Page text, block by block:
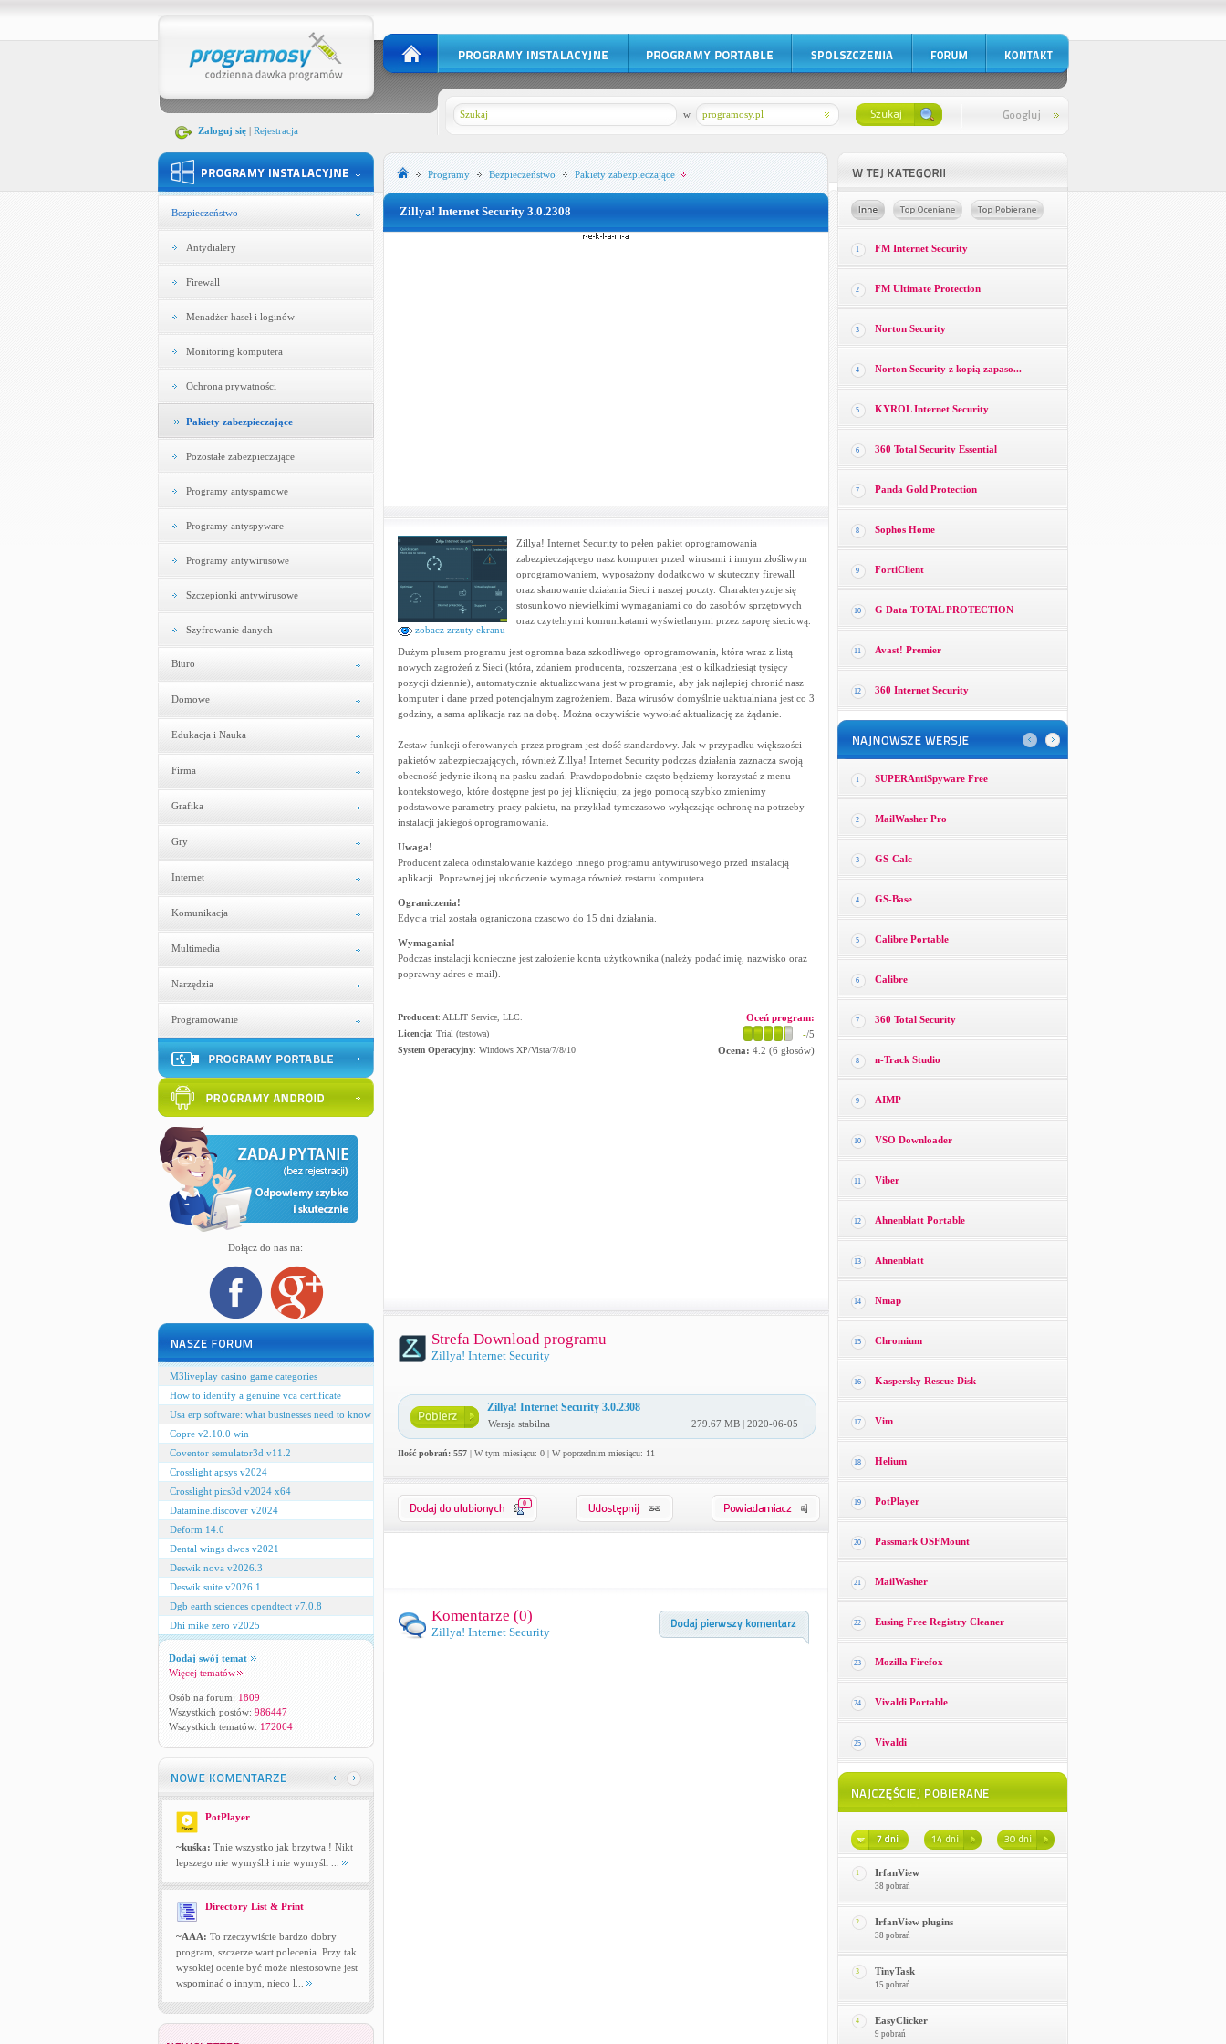
Zaloguj się| Rejestracja
programosy.pl
w
Bezpieczeństwo
Antydialery
Firewall
Menadżer haseł i loginów
Monitoring komputera
Ochrona prywatności
Pakiety zabezpieczające
Pozostałe zabezpieczające
Programy antyspamowe
Programy antyspyware
Programy antywirusowe
Szczepionki antywirusowe
Szyfrowanie danych
Biuro
Domowe
Edukacja i Nauka
Firma
Grafika
Gry
Internet
Komunikacja
Multimedia
Narzędzia
Programowanie
Dołącz do nas na:
M3liveplay casino game categories
How to identify a genuine vca certificate
Usa erp software: what businesses need to know
Copre v2.10.0 win
Coventor semulator3d v11.2
Crosslight apsys v2024
Crosslight pics3d v2024 x64
Datamine.discover v2024
Deform 14.0
Dental wings dwos v2021
Deswik nova v2026.3
Deswik suite v2026.1
Dgb earth sciences opendtect v7.0.8
Dhi mike zero v2025
Dodaj swój temat
Więcej tematów
Osób na forum: 1809
Wszystkich postów: 986447
Wszystkich tematów: 172064
PotPlayer
~kuśka: Tnie wszystko jak brzytwa ! Nikt
lepszego nie wymyślił i nie wymyśli ...
Directory List & Print
~AAA: To rzeczywiście bardzo dobry
program, szczerze wart polecenia. Przy tak
wysokiej ocenie być może niestosowne jest
wspominać o innym, nieco l...
Programy Bezpieczeństwo Pakiety zabezpieczające
Zillya! Internet Security 3.0.2308
zobacz zrzuty ekranu
Zillya! Internet Security to pełen pakiet oprogramowania
zabezpieczającego nasz komputer przed wirusami i innym złośliwym
oprogramowaniem, wyposażony dodatkowo w skuteczny firewall
oraz skanowanie działania Sieci i naszej poczty. Charakteryzuje się
stosunkowo niewielkimi wymaganiami co do zasobów sprzętowych
oraz czytelnymi komunikatami wyświetlanymi przez zaporę sieciową.
Dużym plusem programu jest ogromna baza szkodliwego oprogramowania, która wraz z listą
nowych zagrożeń z Sieci (która, zdaniem producenta, rozszerzana jest o kilkadziesiąt tysięcy
pozycji dziennie), automatycznie aktualizowana jest w programie, aby jak najlepiej chronić nasz
komputer i dane przed potencjalnym zagrożeniem. Baza wirusów domyślnie uaktualniana jest co 3
godziny, a sama aplikacja raz na dobę. Można oczywiście wywołać aktualizację za żądanie.
Zestaw funkcji oferowanych przez program jest dość standardowy. Jak w przypadku większości
pakietów zabezpieczających, również Zillya! Internet Security podczas działania zaznacza swoją
obecność jedynie ikoną na pasku zadań. Prawdopodobnie często będziemy korzystać z menu
kontekstowego, które dostępne jest po jej kliknięciu; za jego pomocą szybko zmienimy
podstawowe parametry pracy pakietu, na przykład tymczasowo wyłączając ochronę na potrzeby
instalacji jakiegoś oprogramowania.
Uwaga!
Producent zaleca odinstalowanie każdego innego programu antywirusowego przed instalacją
aplikacji. Poprawnej jej ukończenie wymaga również restartu komputera.
Ograniczenia!
Edycja trial została ograniczona czasowo do 15 dni działania.
Wymagania!
Podczas instalacji konieczne jest założenie konta użytkownika (należy podać imię, nazwisko oraz
poprawny adres e-mail).
Producent: ALLIT Service, LLC.
Licencja: Trial (testowa)
System Operacyjny: Windows XP/Vista/7/8/10
Oceń program:
-/5
Ocena: 4.2 (6 głosów)
Strefa Download programu
Zillya! Internet Security
Zillya! Internet Security 3.0.2308
Wersja stabilna 279.67 MB | 2020-06-05
Ilość pobrań: 557| W tym miesiącu: 0 | W poprzednim miesiącu: 11
0
Komentarze (0)
Zillya! Internet Security
1 FM Internet Security
2 FM Ultimate Protection
3 Norton Security
4 Norton Security z kopią zapaso...
5 KYROL Internet Security
6 360 Total Security Essential
7 Panda Gold Protection
8 Sophos Home
9 FortiClient
10 G Data TOTAL PROTECTION
11 Avast! Premier
12 360 Internet Security
1 SUPERAntiSpyware Free
2 MailWasher Pro
3 GS-Calc
4 GS-Base
5 Calibre Portable
6 Calibre
7 360 Total Security
8 n-Track Studio
9 AIMP
10 VSO Downloader
11 Viber
12 Ahnenblatt Portable
13 Ahnenblatt
14 Nmap
15 Chromium
16 Kaspersky Rescue Disk
17 Vim
18 Helium
19 PotPlayer
20 Passmark OSFMount
21 MailWasher
22 Eusing Free Registry Cleaner
23 Mozilla Firefox
24 Vivaldi Portable
25 Vivaldi
1 IrfanView
38 pobrań
2 IrfanView plugins
38 pobrań
3 TinyTask
15 pobrań
4 EasyClicker
9 pobrań